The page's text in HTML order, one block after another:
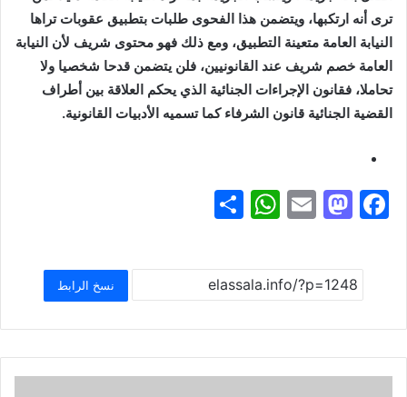
ترى أنه ارتكبها، ويتضمن هذا الفحوى طلبات بتطبيق عقوبات تراها
النيابة العامة متعينة التطبيق، ومع ذلك فهو محتوى شريف لأن النيابة
العامة خصم شريف عند القانونيين، فلن يتضمن قدحا شخصيا ولا
تحاملا، فقانون الإجراءات الجنائية الذي يحكم العلاقة بين أطراف
القضية الجنائية قانون الشرفاء كما تسميه الأدبيات القانونية.
F
c
e
b
o
o
M
st
o
d
o
n
E
ai
l
W
at
s
A
p
p
ar
e
نسخ الرابط